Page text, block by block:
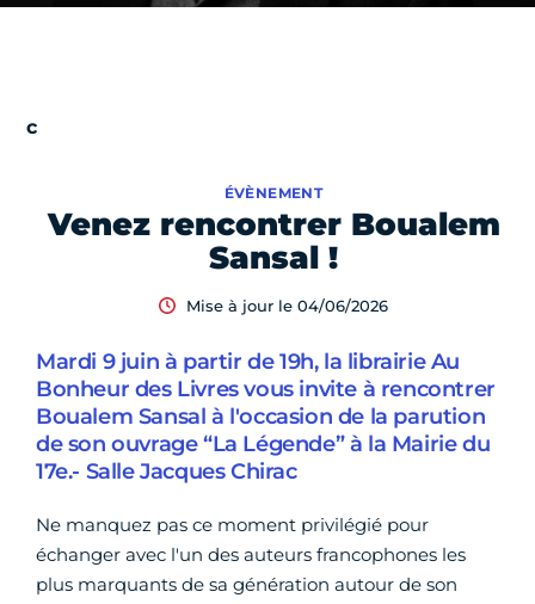
Venez rencontrer Boualem
Sansal !
ÉVÈNEMENT
Mise à jour le 04/06/2026
Mardi 9 juin à partir de 19h, la librairie Au
Bonheur des Livres vous invite à rencontrer
Boualem Sansal à l'occasion de la parution
de son ouvrage “La Légende” à la Mairie du
17e.- Salle Jacques Chirac
Ne manquez pas ce moment privilégié pour
échanger avec l'un des auteurs francophones les
plus marquants de sa génération autour de son